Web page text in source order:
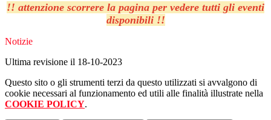
!! attenzione scorrere la pagina per vedere tutti gli eventi
disponibili !!
Notizie
Ultima revisione il 18-10-2023
Questo sito o gli strumenti terzi da questo utilizzati si avvalgono di
cookie necessari al funzionamento ed utili alle finalità illustrate nella
COOKIE POLICY.